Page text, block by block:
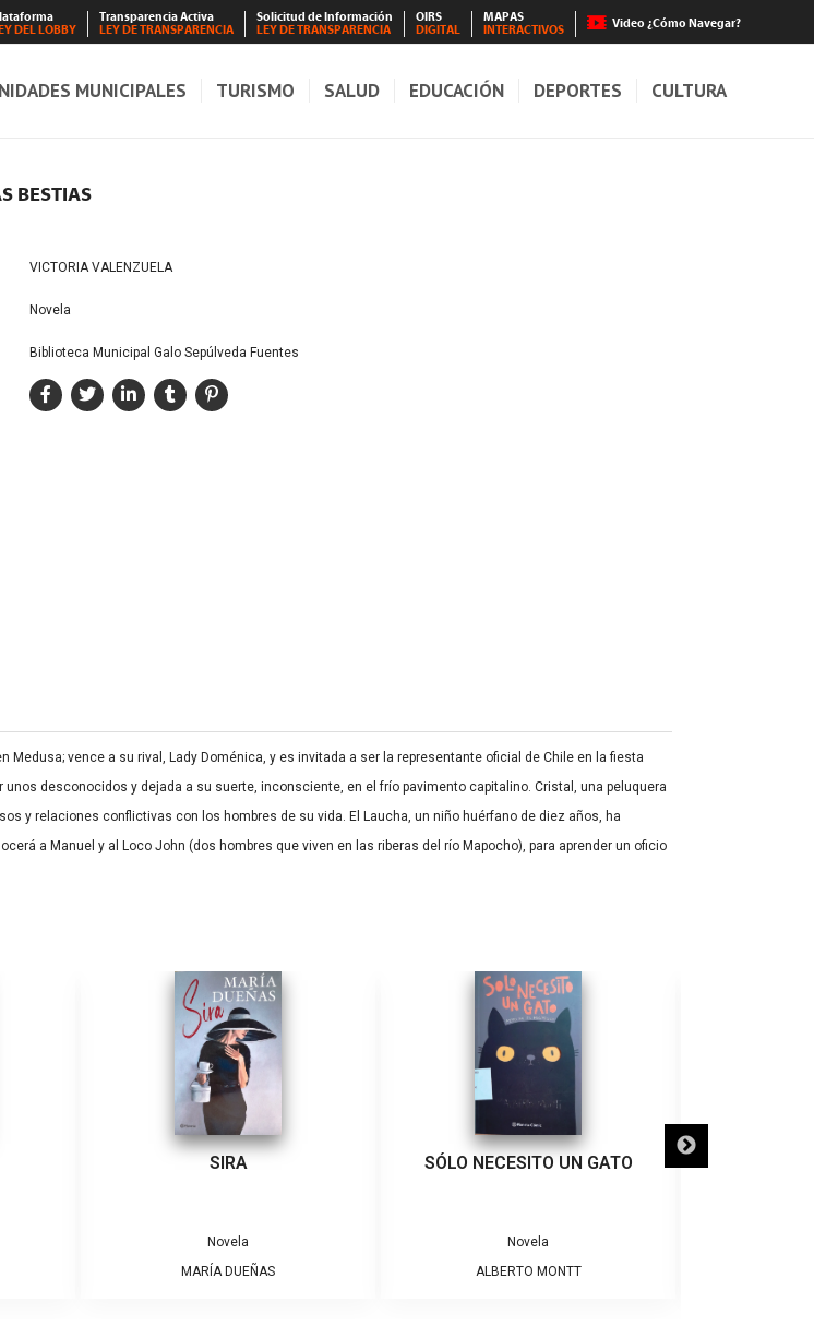
DEL LOBBY
Transparencia Activa
LEY DE TRANSPARENCIA
Solicitud de Información
LEY DE TRANSPARENCIA
OIRS
DIGITAL
MAPAS
INTERACTIVOS
Video ¿Cómo Navegar?
MUNICIPALES TURISMO SALUD EDUCACIÓN DEPORTES CULTURA
BESTIAS
VICTORIA VALENZUELA
Novela
Biblioteca Municipal Galo Sepúlveda Fuentes
vence a su rival, Lady Doménica, y es invitada a ser la representante oficial de Chile en la fiesta
desconocidos y dejada a su suerte, inconsciente, en el frío pavimento capitalino. Cristal, una peluquera
y relaciones conflictivas con los hombres de su vida. El Laucha, un niño huérfano de diez años, ha
a Manuel y al Loco John (dos hombres que viven en las riberas del río Mapocho), para aprender un oficio
SIRA
Novela
MARÍA DUEÑAS
SÓLO NECESITO UN GATO
Novela
ALBERTO MONTT